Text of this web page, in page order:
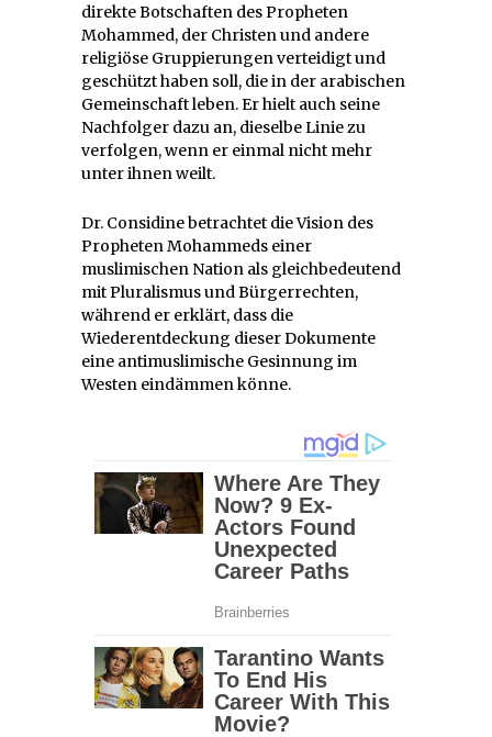
direkte Botschaften des Propheten
Mohammed, der Christen und andere
religiöse Gruppierungen verteidigt und
geschützt haben soll, die in der arabischen
Gemeinschaft leben. Er hielt auch seine
Nachfolger dazu an, dieselbe Linie zu
verfolgen, wenn er einmal nicht mehr
unter ihnen weilt.
Dr. Considine betrachtet die Vision des
Propheten Mohammeds einer
muslimischen Nation als gleichbedeutend
mit Pluralismus und Bürgerrechten,
während er erklärt, dass die
Wiederentdeckung dieser Dokumente
eine antimuslimische Gesinnung im
Westen eindämmen könne.